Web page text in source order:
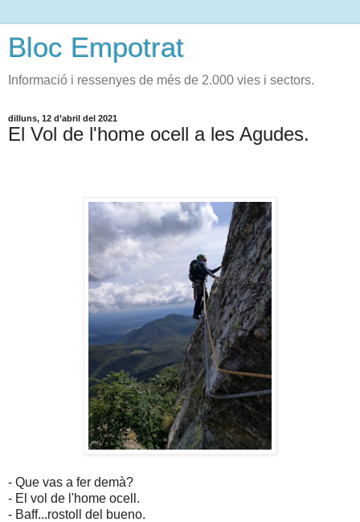
Bloc Empotrat
Informació i ressenyes de més de 2.000 vies i sectors.
dilluns, 12 d’abril del 2021
El Vol de l'home ocell a les Agudes.
- Que vas a fer demà?
- El vol de l'home ocell.
- Baff...rostoll del bueno.